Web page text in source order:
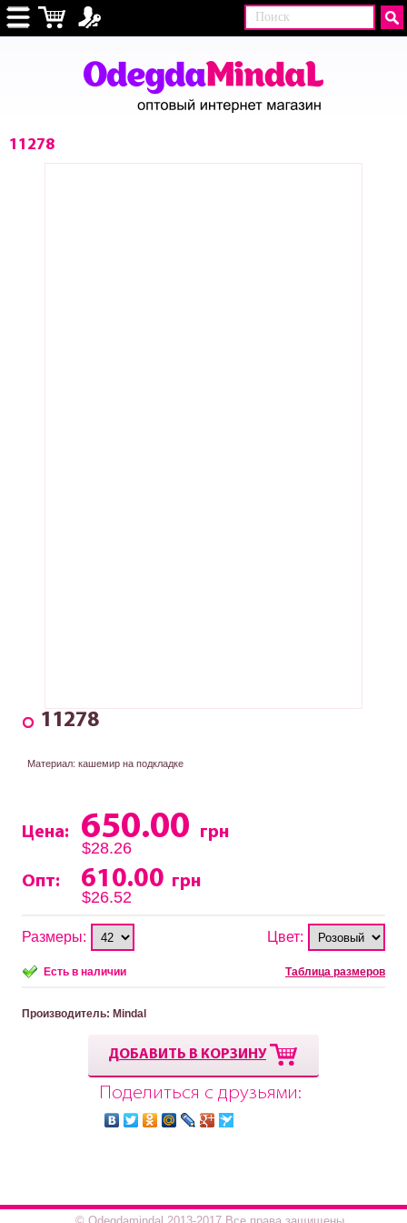
11278
11278
Материал: кашемир на подкладке
Цена: 650.00
грн
$28.26
Опт:
610.00 грн
$26.52
Размеры: Цвет:
Есть в наличии Таблица размеров
Производитель: Mindal
ДОБАВИТЬ В КОРЗИНУ
Поделиться с друзьями: